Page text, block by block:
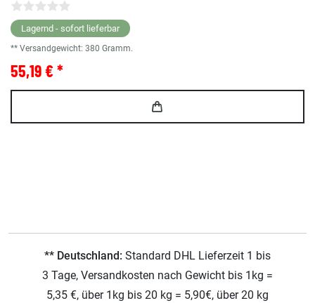
Lagernd - sofort lieferbar
** Versandgewicht: 380 Gramm.
55,19 € *
** Deutschland: Standard DHL Lieferzeit 1 bis
3 Tage, Versandkosten nach Gewicht bis 1kg =
5,35 €, über 1kg bis 20 kg = 5,90€, über 20 kg